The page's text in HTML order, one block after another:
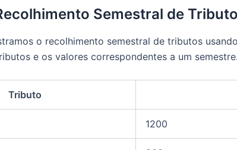
Semestral de
o recolhimento semestral de tributos
e os valores correspondentes a um semestre.
Tributo
1200